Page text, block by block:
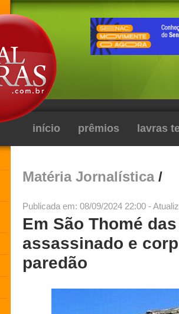
início prêmios lavras
Matéria Jornalística/
Publicada em: 08/09/2024 22:00 -
Em São Thomé
assassinado e
paredão